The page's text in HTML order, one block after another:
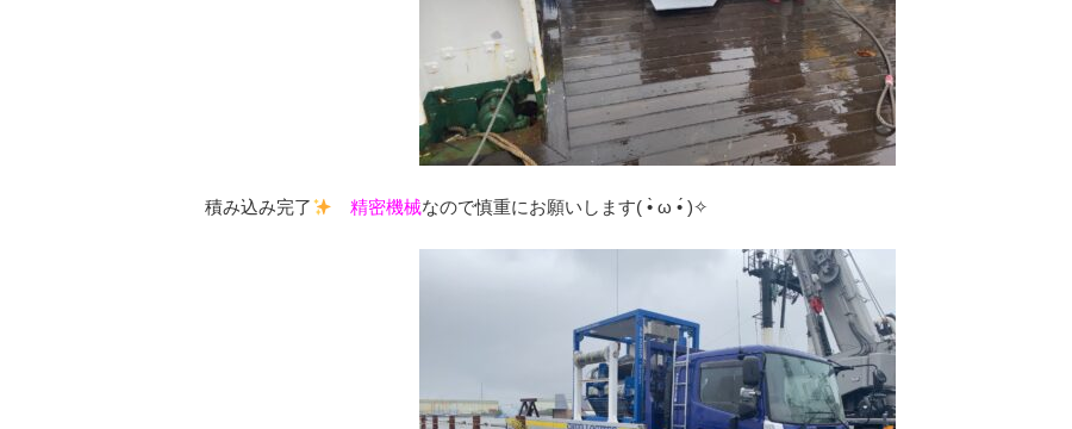
積み込み完了 精密機械なので慎重にお願いします( •̀ ω •́ )✧